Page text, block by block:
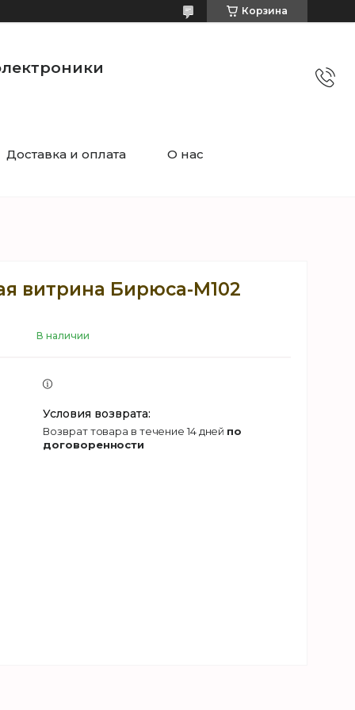
Корзина
Доставка и оплата О нас
витрина Бирюса-М102
В наличии
возврат товара в течение 14 дней по
договоренности